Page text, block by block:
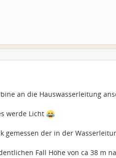
an die Hauswasserleitung
werde Licht
gemessen der in der
Fall Höhe von ca 38 m